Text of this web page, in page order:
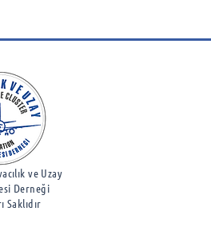
ve Uzay
Derneği
Saklıdır